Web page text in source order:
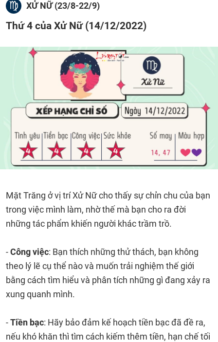
XỬ NỮ (23/8-22/9)
Thứ 4 của Xử Nữ (14/12/2022)
Mặt Trăng ở vị trí Xử Nữ cho thấy sự chỉn chu của bạn
trong việc mình làm, nhờ thế mà bạn cho ra đời
những tác phẩm khiến người khác trầm trồ.
-Công việc: Bạn thích những thử thách, bạn không
theo lý lẽ cụ thể nào và muốn trải nghiệm thế giới
bằng cách tìm hiểu và phân tích những gì đang xảy ra
xung quanh mình.
-Tiền bạc: Hãy bảo đảm kế hoạch tiền bạc đã đề ra,
nếu khó khăn thì tìm cách kiếm thêm tiền, hạn chế tối